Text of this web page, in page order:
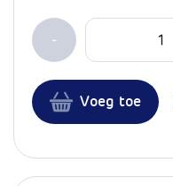
- Min 1
Aantal
Voeg toe